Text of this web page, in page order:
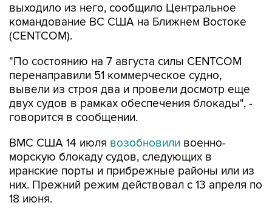
выходило из него, сообщило Центральное
командование ВС США на Ближнем Востоке
(CENTCOM).
"По состоянию на 7 августа силы CENTCOM
перенаправили 51 коммерческое судно,
вывели из строя два и провели досмотр еще
двух судов в рамках обеспечения блокады", -
говорится в сообщении.
ВМС США 14 июля возобновили военно-
морскую блокаду судов, следующих в
иранские порты и прибрежные районы или из
них. Прежний режим действовал с 13 апреля по
18 июня.